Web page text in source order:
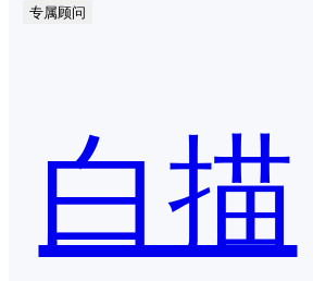
专属顾问
白描